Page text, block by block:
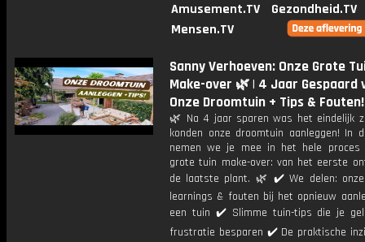
Amusement.TV
Gezondheid.TV
Mensen.TV
Sanny Verhoeven: Onze Grote
Make-over 🌿 | 4 Jaar Gespaard
Onze Droomtuin + Tips & Fouten!
🌿 Na 4 jaar sparen was het eindelijk
konden onze droomtuin aanleggen! In
nemen we je mee in het hele proces
grote tuin make-over: van het eerste
de laatste plant. 🌿 ✔️ We delen:
learnings & fouten bij het opnieuw
een tuin ✔️ Slimme tuin-tips die je
frustratie besparen ✔️ De praktische